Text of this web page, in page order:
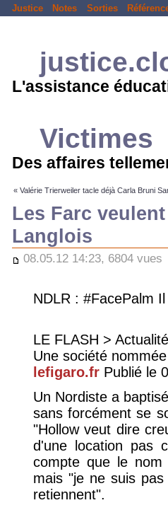
Justice Notes Sorties
L'assistance
Victimes
Des affaires
« Valérie Trierweiler tacle déjà Carla Bruni
Les Farc
Langlois
08.05.12 14:23, 6804 vues
NDLR : #FacePalm
LE FLASH > Actualité
Une société
lefigaro.fr Publié le
Un Nordiste a
sans forcément se
"Hollow veut dire
d'une location pas
compte que le nom
mais "je ne suis
retiennent".